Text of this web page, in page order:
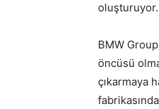
oluşturuyor.
BMW
öncüsü
çıkarmaya